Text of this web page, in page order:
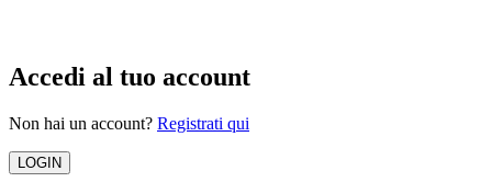
Accedi al tuo account
Non hai un account? Registrati qui
LOGIN